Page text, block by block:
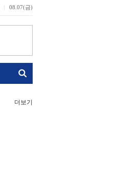
08.07(금)
더보기